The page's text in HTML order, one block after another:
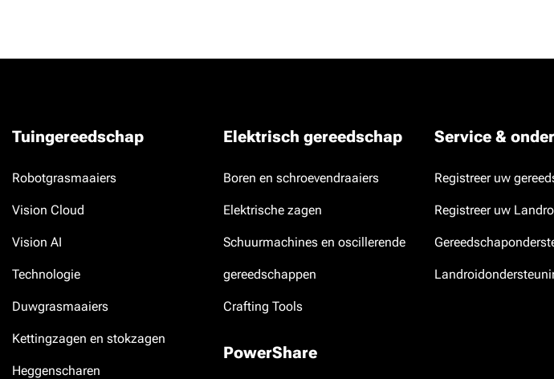
Tuingereedschap
Robotgrasmaaiers
Vision Cloud
Vision AI
Technologie
Duwgrasmaaiers
Kettingzagen en stokzagen
Heggenscharen
Elektrisch gereedschap
Boren en schroevendraaiers
Elektrische zagen
Schuurmachines en oscillerende
gereedschappen
Crafting Tools
PowerShare
Service &
Registreer uw
Registreer uw